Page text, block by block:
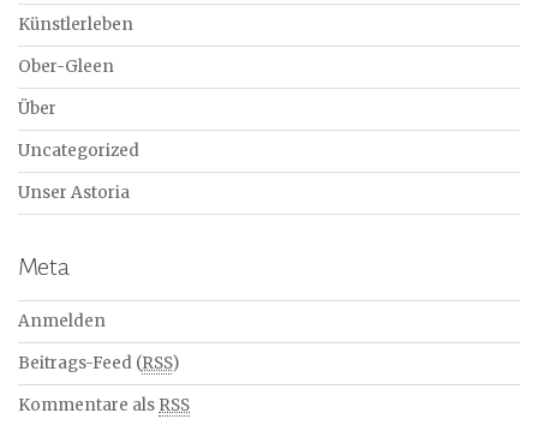
Künstlerleben
Ober-Gleen
Über
Uncategorized
Unser Astoria
Meta
Anmelden
Beitrags-Feed (RSS)
Kommentare als RSS